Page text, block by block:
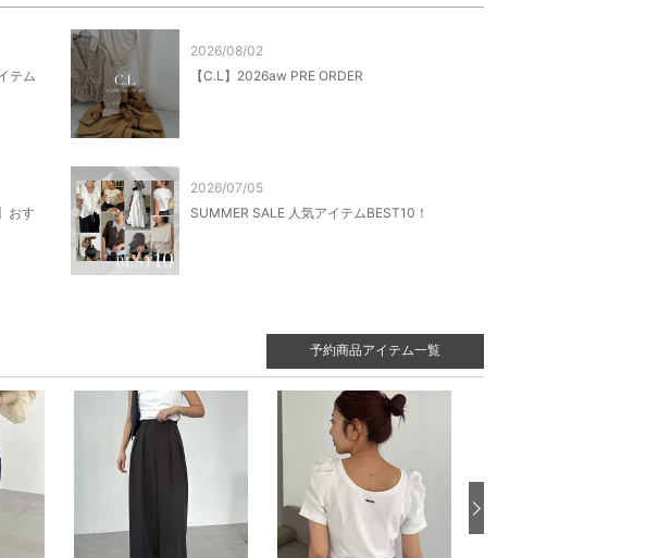
テム
2026/08/02
【C.L】2026aw PRE ORDER
おす
2026/07/05
SUMMER SALE 人気アイテムBEST10！
予約商品アイテム一覧